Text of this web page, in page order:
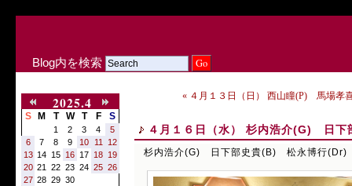
Blog内を検索
2025.4
S M T W T F S
1 2 3 4
5
6
7 8 9 10 11
12
13 14 15 16 17 18 19
20 21 22 23 24 25 26
27 28 29 30
« ４月１３日（日） 西山瞳(P) 馬場孝
４月１６日（水） 杉内浩介(G) 日
杉内浩介(G) 日下部史貴(B) 松永博行(Dr)